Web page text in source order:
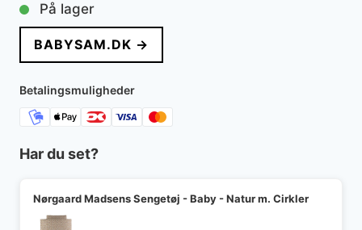
På lager
BABYSAM.DK →
Betalingsmuligheder
Har du set?
Nørgaard Madsens Sengetøj - Baby - Natur m. Cirkler